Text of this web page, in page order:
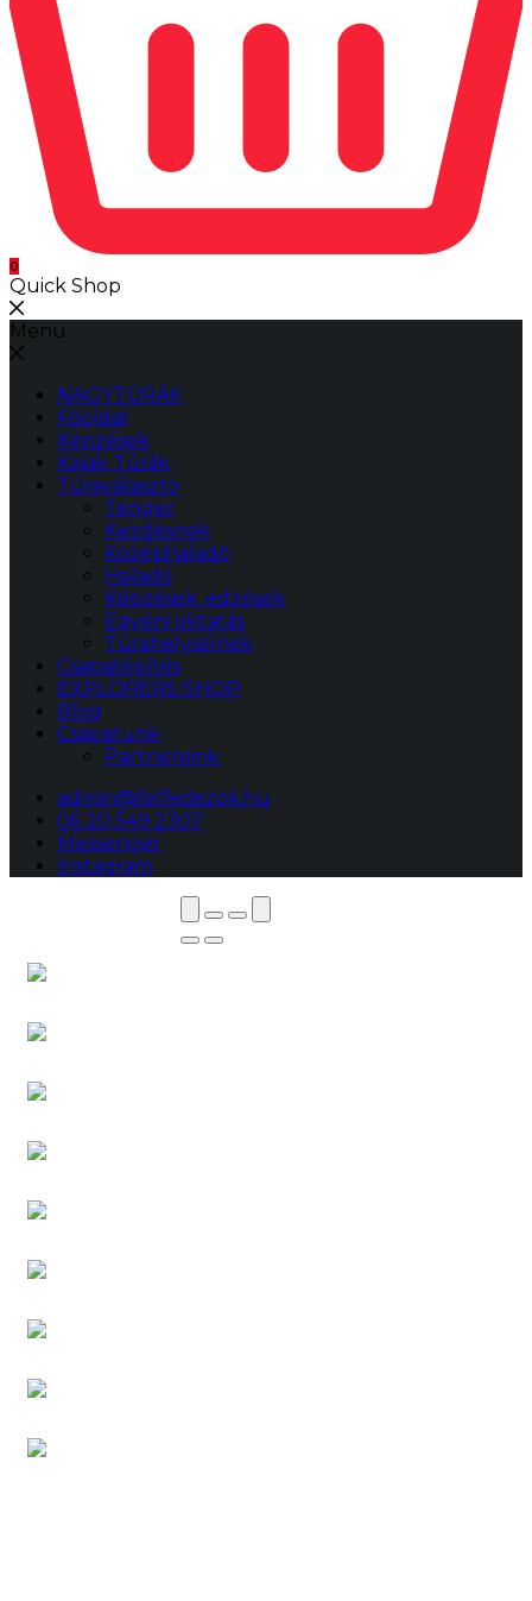
0
Quick Shop
Menu
NAGYTÚRÁK
Főoldal
Képzések
Kajak Túrák
Túraválasztó
Tenger
Kezdésnek
Középhaladó
Haladó
Képzések, edzések
Egyéni oktatás
Túrahelyszínek
Csapatépítés
EXPLORERS SHOP
Blog
Csapatunk
Partnereink
admin@felfedezok.hu
06 20 549 2307
Messenger
Instagram